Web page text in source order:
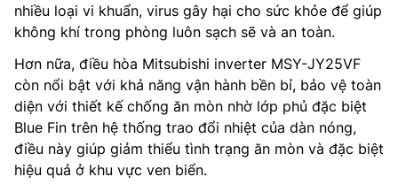
nhiều loại vi khuẩn, virus gây hại cho sức khỏe để giúp
không khí trong phòng luôn sạch sẽ và an toàn.
Hơn nữa, điều hòa Mitsubishi inverter MSY-JY25VF
còn nổi bật với khả năng vận hành bền bỉ, bảo vệ toàn
diện với thiết kế chống ăn mòn nhờ lớp phủ đặc biệt
Blue Fin trên hệ thống trao đổi nhiệt của dàn nóng,
điều này giúp giảm thiểu tình trạng ăn mòn và đặc biệt
hiệu quả ở khu vực ven biển.